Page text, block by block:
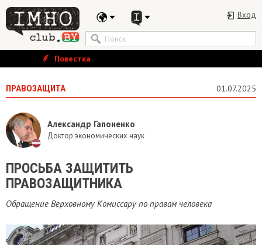
Вход
Повестка
ПРАВОЗАЩИТА 01.07.2025
Александр Гапоненко
Доктор экономических наук
ПРОСЬБА ЗАЩИТИТЬ
ПРАВОЗАЩИТНИКА
Обращение Верховному Комиссару по правам человека